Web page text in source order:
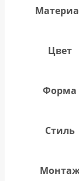
Цвет
Форма
Стиль